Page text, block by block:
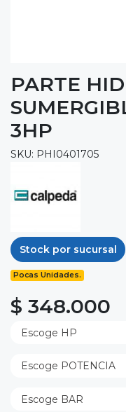
PARTE
3HP
SKU: PHI0401705
Stock por sucursal
Pocas Unidades.
$ 348.000